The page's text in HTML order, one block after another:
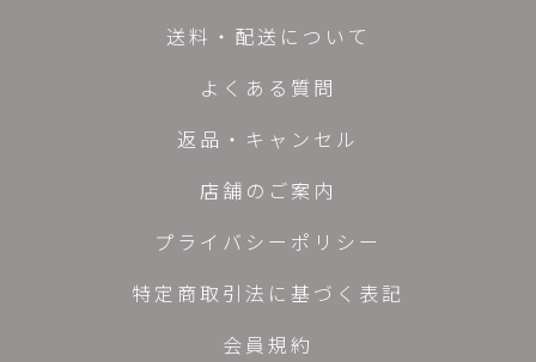
送料・配送について
よくある質問
返品・キャンセル
店舗のご案内
プライバシーポリシー
特定商取引法に基づく表記
会員規約